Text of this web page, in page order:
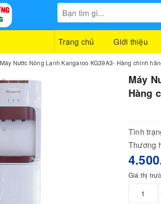
Trang chủ Giới thiệu
Máy Nước Nóng Lạnh Kangaroo KG39A3- Hàng chính
Máy
Hàng
Tình
Thương
Giá thị